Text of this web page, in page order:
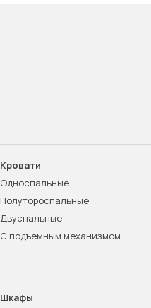
Кровати
Односпальные
Полутороспальные
Двуспальные
С подъемным механизмом
Шкафы